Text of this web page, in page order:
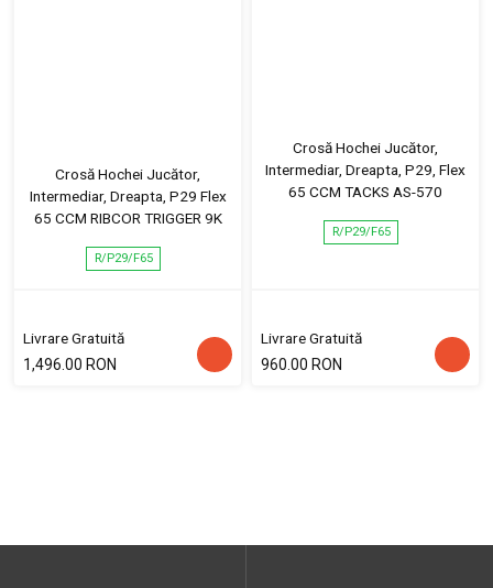
Crosă Hochei Jucător,
Intermediar, Dreapta, P29 Flex
65 CCM RIBCOR TRIGGER 9K
R/P29/F65
Livrare Gratuită
1,496.00 RON
Crosă Hochei Jucător,
Intermediar, Dreapta, P29, Flex
65 CCM TACKS AS-570
R/P29/F65
Livrare Gratuită
960.00 RON